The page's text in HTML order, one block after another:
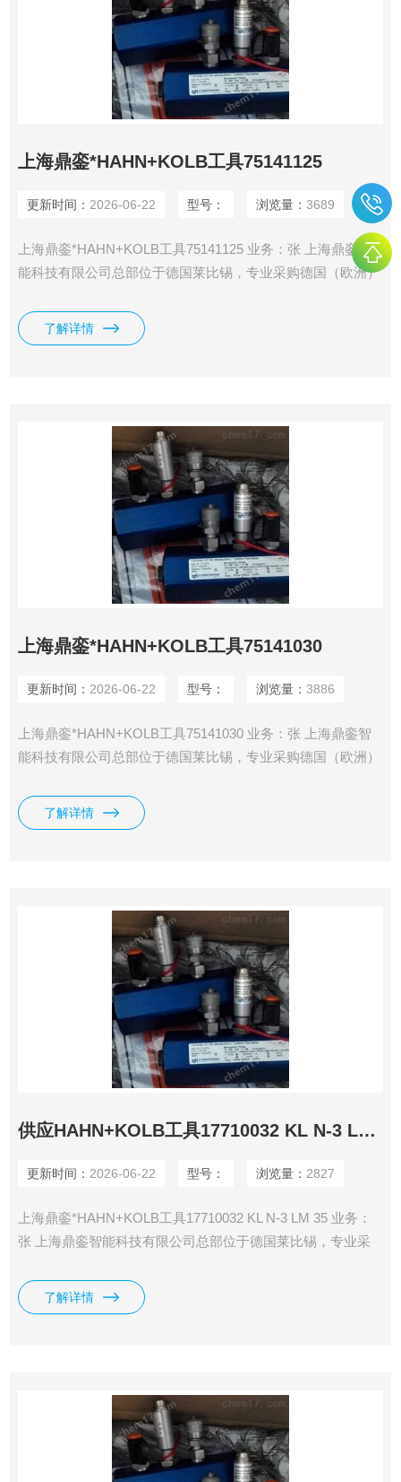
上海鼎銮*HAHN+KOLB工具75141125
更新时间： 2026-06-22 型号： 浏览量： 3689
上海鼎銮*HAHN+KOLB工具75141125 业务：张 上海鼎銮智
能科技有限公司总部位于德国莱比锡，专业采购德国（欧洲）
出的每一个产品均为100%原装正品，每个订单均可提供厂家
出具的发货单，海关出具的报关单，德国商会出具的原产地证
了解详情
上海鼎銮*HAHN+KOLB工具75141030
更新时间： 2026-06-22 型号： 浏览量： 3886
上海鼎銮*HAHN+KOLB工具75141030 业务：张 上海鼎銮智
能科技有限公司总部位于德国莱比锡，专业采购德国（欧洲）
出的每一个产品均为100%原装正品，每个订单均可提供厂家
出具的发货单，海关出具的报关单，德国商会出具的原产地证
了解详情
供应HAHN+KOLB工具17710032 KL N-3 LM 35
更新时间： 2026-06-22 型号： 浏览量： 2827
上海鼎銮*HAHN+KOLB工具17710032 KL N-3 LM 35 业务：
张 上海鼎銮智能科技有限公司总部位于德国莱比锡，专业采
銮承诺： 我们售出的每一个产品均为100%原装正品，每个订
单均可提供厂家出具的发货单，海关出具的报关单，德国商会
了解详情